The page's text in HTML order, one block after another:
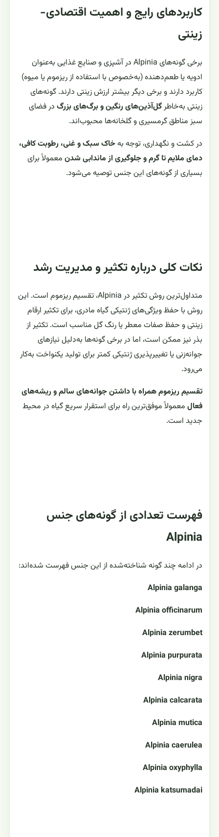
کاربردهای رایج و اهمیت اقتصادی-
زینتی
برخی گونه‌های Alpinia در آشپزی و صنایع غذایی به‌عنوان
ادویه یا طعم‌دهنده (به‌خصوص با استفاده از ریزموم یا میوه)
کاربرد دارند و برخی دیگر بیشتر ارزش زینتی دارند. گونه‌های
زینتی به‌خاطرگل‌آذین‌های رنگین و برگ‌های بزرگدر فضای
سبز مناطق گرمسیری و گلخانه‌ها محبوب‌اند.
در کشت و نگهداری، توجه بهخاک سبک و غنی، رطوبت کافی،
دمای ملایم تا گرم و جلوگیری از ماندابی شدنمعمولاً برای
بسیاری از گونه‌های این جنس توصیه می‌شود.
نکات کلی درباره تکثیر و مدیریت رشد
متداول‌ترین روش تکثیر در Alpinia، تقسیم ریزموم است. این
روش با حفظ ویژگی‌های ژنتیکی گیاه مادری، برای تکثیر ارقام
زینتی و حفظ صفات معطر یا رنگ گل مناسب است. تکثیر از
بذر نیز ممکن است، اما در برخی گونه‌ها به‌دلیل نیازهای
جوانه‌زنی یا تغییرپذیری ژنتیکی کمتر برای تولید یکنواخت به‌کار
می‌رود.
تقسیم ریزموم همراه با داشتن جوانه‌های سالم و ریشه‌های
فعالمعمولاً موفق‌ترین راه برای استقرار سریع گیاه در محیط
جدید است.
فهرست تعدادی از گونه‌های جنس
Alpinia
در ادامه چند گونه شناخته‌شده از این جنس فهرست شده‌اند:
Alpinia galanga
Alpinia officinarum
Alpinia zerumbet
Alpinia purpurata
Alpinia nigra
Alpinia calcarata
Alpinia mutica
Alpinia caerulea
Alpinia oxyphylla
Alpinia katsumadai